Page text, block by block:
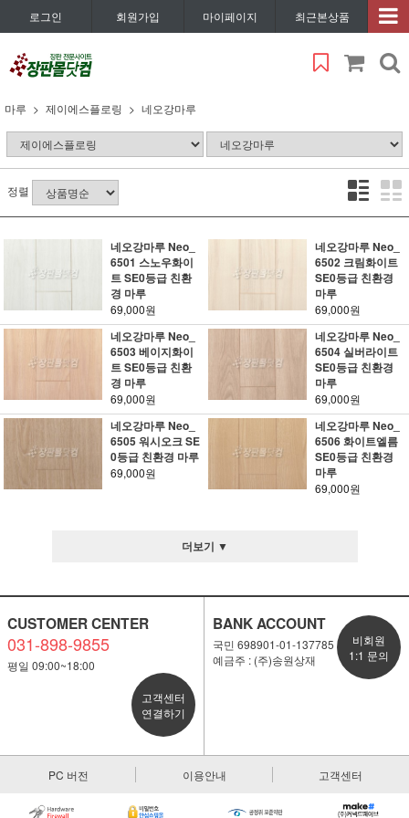
로그인 회원가입 마이페이지 최근본상품
마루 제이에스플로링 네오강마루
정렬
네오강마루 Neo_
6501 스노우화이
트 SE0등급 친환
경 마루
69,000원
네오강마루 Neo_
6502 크림화이트
SE0등급 친환경
마루
69,000원
네오강마루 Neo_
6503 베이지화이
트 SE0등급 친환
경 마루
69,000원
네오강마루 Neo_
6504 실버라이트
SE0등급 친환경
마루
69,000원
네오강마루 Neo_
6505 워시오크 SE
0등급 친환경 마루
69,000원
네오강마루 Neo_
6506 화이트엘름
SE0등급 친환경
마루
69,000원
더보기 ▼
CUSTOMER CENTER
031-898-9855
평일 09:00~18:00
고객센터
연결하기
BANK ACCOUNT
국민 698901-01-137785
예금주 : (주)송원상재
비회원
1:1 문의
PC 버전 이용안내 고객센터